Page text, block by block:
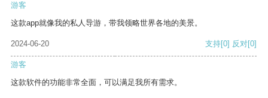
游客
这款app就像我的私人导游，带我领略世界各地的美景。
2024-06-20 支持[0] 反对[0]
游客
这款软件的功能非常全面，可以满足我所有需求。